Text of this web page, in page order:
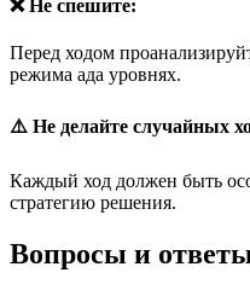
❌ Не спешите:
Перед ходом
режима ада уровнях.
⚠️ Не делайте случайных
Каждый ход должен быть
стратегию решения.
Вопросы и